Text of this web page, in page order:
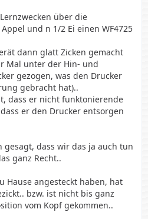
über die
und n 1/2 Ei einen WF4725
dann glatt Zicken gemacht
Mal unter der Hin- und
gezogen, was den Drucker
gebracht hat)..
dass er nicht funktonierende
er den Drucker entsorgen
dass wir das ja auch tun
ganz Recht..
Hause angesteckt haben, hat
bzw. ist nicht bis ganz
vom Kopf gekommen..